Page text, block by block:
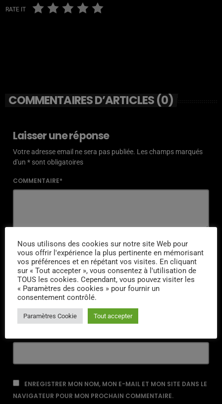
RATE IT
COMMENTAIRES D’ARTICLES (0)
Laisser une réponse
Votre adresse email ne sera pas publiée. Les champs marqués
d'un * sont obligatoires
COMMENTAIRE*
NOM*
EMAIL*
ENREGISTRER MON NOM, MON E-MAIL ET MON SITE DANS LE
NAVIGATEUR POUR MON PROCHAIN COMMENTAIRE.
Nous utilisons des cookies sur notre site Web pour
vous offrir l'expérience la plus pertinente en mémorisant
vos préférences et en répétant vos visites. En cliquant
sur « Tout accepter », vous consentez à l'utilisation de
TOUS les cookies. Cependant, vous pouvez visiter les
« Paramètres des cookies » pour fournir un
consentement contrôlé.
Paramètres Cookie Tout accepter